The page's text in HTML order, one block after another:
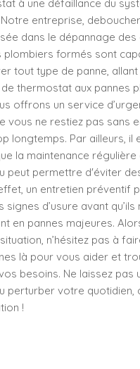
à une défaillance du
entreprise,
dans le dépannage
plombiers formés sont
tout type de panne,
thermostat aux pannes
offrons un service
vous ne restiez pas sans
longtemps. Par ailleurs, il
la maintenance
peut permettre d'éviter
un entretien préventif
signes d’usure avant qu’ils
en pannes majeures.
n’hésitez pas à
là pour vous aider et
besoins. Ne laissez pas
perturber votre quotidien,
!